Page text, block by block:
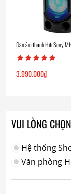
Dàn âm thanh Hifi Sony
3.990.000₫
VUI LÒNG
Hệ thống
Văn phòng